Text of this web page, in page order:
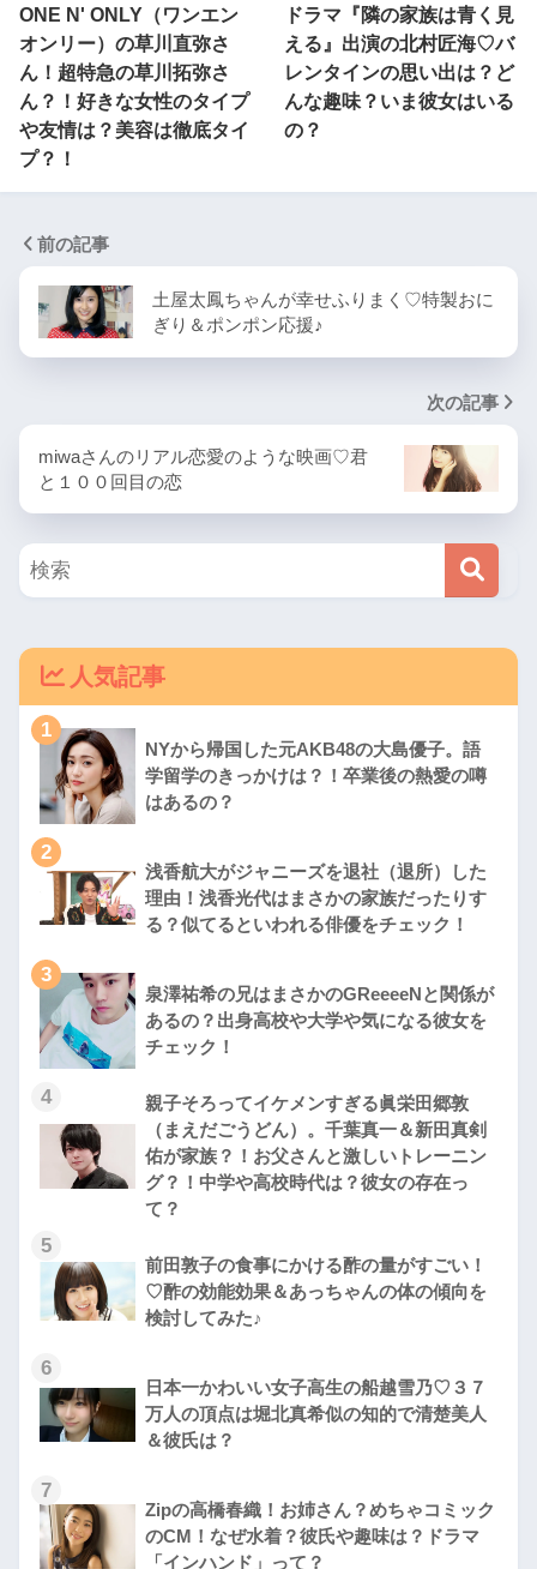
ONE N' ONLY（ワンエン
オンリー）の草川直弥さ
ん！超特急の草川拓弥さ
ん？！好きな女性のタイプ
や友情は？美容は徹底タイ
プ？！
ドラマ『隣の家族は青く見
える』出演の北村匠海♡バ
レンタインの思い出は？ど
んな趣味？いま彼女はいる
の？
前の記事
土屋太鳳ちゃんが幸せふりまく♡特製おに
ぎり＆ポンポン応援♪
次の記事
miwaさんのリアル恋愛のような映画♡君
と１００回目の恋
人気記事
1
NYから帰国した元AKB48の大島優子。語
学留学のきっかけは？！卒業後の熱愛の噂
はあるの？
2
浅香航大がジャニーズを退社（退所）した
理由！浅香光代はまさかの家族だったりす
る？似てるといわれる俳優をチェック！
3
泉澤祐希の兄はまさかのGReeeeNと関係が
あるの？出身高校や大学や気になる彼女を
チェック！
4
親子そろってイケメンすぎる眞栄田郷敦
（まえだごうどん）。千葉真一＆新田真剣
佑が家族？！お父さんと激しいトレーニン
グ？！中学や高校時代は？彼女の存在っ
て？
5
前田敦子の食事にかける酢の量がすごい！
♡酢の効能効果＆あっちゃんの体の傾向を
検討してみた♪
6
日本一かわいい女子高生の船越雪乃♡３７
万人の頂点は堀北真希似の知的で清楚美人
＆彼氏は？
7
Zipの高橋春織！お姉さん？めちゃコミック
のCM！なぜ水着？彼氏や趣味は？ドラマ
「インハンド」って？